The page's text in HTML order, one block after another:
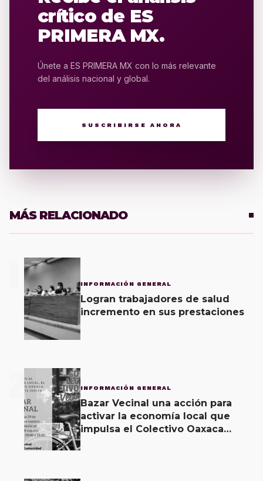
crítico de ES
PRIMERA MX.
Únete a ES PRIMERA MX con lo más relevante
del análisis nacional y global.
SUSCRIBIRSE AHORA
MÁS RELACIONADO
INFORMACIÓN GENERAL
Logran trabajadores de salud
incremento en sus prestaciones
2 INFORMACIÓN GENERAL
Bazar Vecinal una acción para
activar la economía local que
impulsa el Colectivo Oaxaca